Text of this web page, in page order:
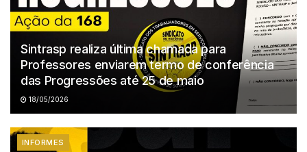
Sintrasp realiza última chamada para
Professores enviarem termo de conferência
das Progressões até 25 de maio
18/05/2026
INFORMES